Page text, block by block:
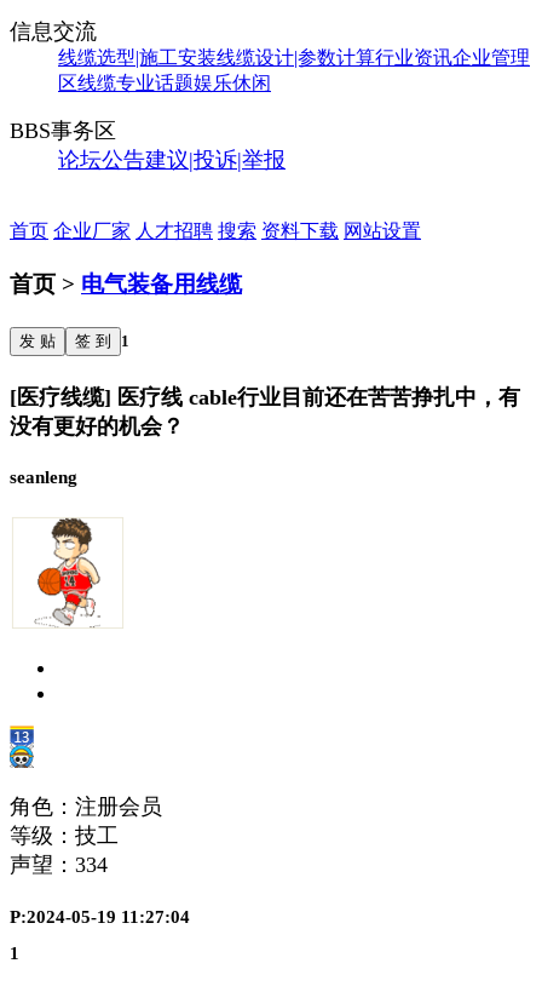
信息交流
线缆选型|施工安装线缆设计|参数计算行业资讯企业管理
区线缆专业话题娱乐休闲
BBS事务区
论坛公告建议|投诉|举报
首页 企业厂家 人才招聘 搜索 资料下载 网站设置
首页 > 电气装备用线缆
发 贴 签 到 1
[医疗线缆] 医疗线 cable行业目前还在苦苦挣扎中，有
没有更好的机会？
seanleng
角色：注册会员
等级：技工
声望： 334
P:2024-05-19 11:27:04
1